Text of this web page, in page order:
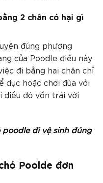
2 chân có hại gì
đúng phương
của Poodle điều này
đi bằng hai chân chỉ
dục hoặc chơi đùa với
điều đó vốn trái với
poodle đi vệ sinh đúng
Poolde đơn